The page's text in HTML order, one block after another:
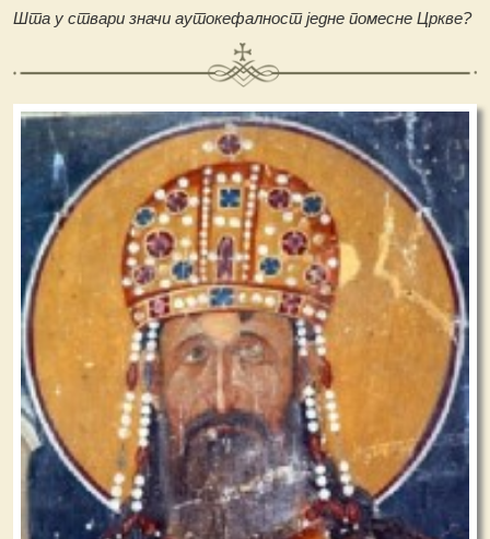
Шта у ствари значи аутокефалност једне помесне Цркве?